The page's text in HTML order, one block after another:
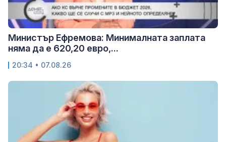
Министър Ефремова: Минималната заплата
няма да е 620,20 евро,...
20:34 • 07.08.26